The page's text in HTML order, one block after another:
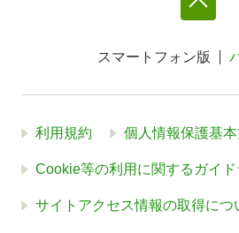
スマートフォン版
利用規約 個人情報保護基
Cookie等の利用に関するガイド
サイトアクセス情報の取得につ